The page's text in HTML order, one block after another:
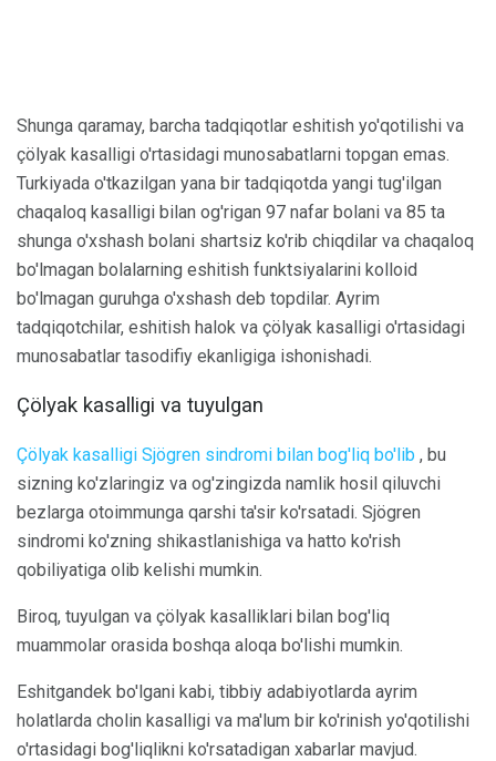
Shunga qaramay, barcha tadqiqotlar eshitish yo'qotilishi va
çölyak kasalligi o'rtasidagi munosabatlarni topgan emas.
Turkiyada o'tkazilgan yana bir tadqiqotda yangi tug'ilgan
chaqaloq kasalligi bilan og'rigan 97 nafar bolani va 85 ta
shunga o'xshash bolani shartsiz ko'rib chiqdilar va chaqaloq
bo'lmagan bolalarning eshitish funktsiyalarini kolloid
bo'lmagan guruhga o'xshash deb topdilar. Ayrim
tadqiqotchilar, eshitish halok va çölyak kasalligi o'rtasidagi
munosabatlar tasodifiy ekanligiga ishonishadi.
Çölyak kasalligi va tuyulgan
Çölyak kasalligi Sjögren sindromi bilan bog'liq bo'lib , bu
sizning ko'zlaringiz va og'zingizda namlik hosil qiluvchi
bezlarga otoimmunga qarshi ta'sir ko'rsatadi. Sjögren
sindromi ko'zning shikastlanishiga va hatto ko'rish
qobiliyatiga olib kelishi mumkin.
Biroq, tuyulgan va çölyak kasalliklari bilan bog'liq
muammolar orasida boshqa aloqa bo'lishi mumkin.
Eshitgandek bo'lgani kabi, tibbiy adabiyotlarda ayrim
holatlarda cholin kasalligi va ma'lum bir ko'rinish yo'qotilishi
o'rtasidagi bog'liqlikni ko'rsatadigan xabarlar mavjud.